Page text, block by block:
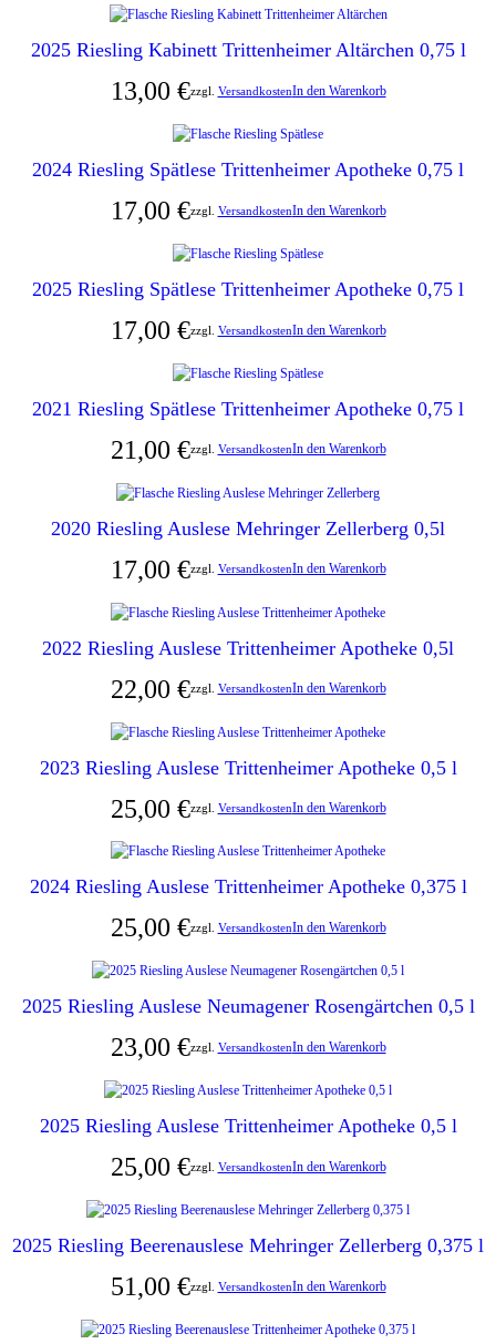
2025 Riesling Kabinett Trittenheimer Altärchen 0,75 l
13,00 €zzgl. VersandkostenIn den Warenkorb
2024 Riesling Spätlese Trittenheimer Apotheke 0,75 l
17,00 €zzgl. VersandkostenIn den Warenkorb
2025 Riesling Spätlese Trittenheimer Apotheke 0,75 l
17,00 €zzgl. VersandkostenIn den Warenkorb
2021 Riesling Spätlese Trittenheimer Apotheke 0,75 l
21,00 €zzgl. VersandkostenIn den Warenkorb
2020 Riesling Auslese Mehringer Zellerberg 0,5l
17,00 €zzgl. VersandkostenIn den Warenkorb
2022 Riesling Auslese Trittenheimer Apotheke 0,5l
22,00 €zzgl. VersandkostenIn den Warenkorb
2023 Riesling Auslese Trittenheimer Apotheke 0,5 l
25,00 €zzgl. VersandkostenIn den Warenkorb
2024 Riesling Auslese Trittenheimer Apotheke 0,375 l
25,00 €zzgl. VersandkostenIn den Warenkorb
2025 Riesling Auslese Neumagener Rosengärtchen 0,5 l
23,00 €zzgl. VersandkostenIn den Warenkorb
2025 Riesling Auslese Trittenheimer Apotheke 0,5 l
25,00 €zzgl. VersandkostenIn den Warenkorb
2025 Riesling Beerenauslese Mehringer Zellerberg 0,375 l
51,00 €zzgl. VersandkostenIn den Warenkorb